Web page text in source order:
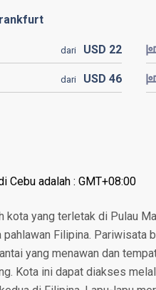
dari USD 22
dari USD 46
Cebu adalah : GMT+08:00
kota yang terletak di Pulau
pahlawan Filipina. Pariwisata
yang menawan dan
Kota ini dapat diakses